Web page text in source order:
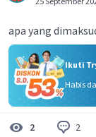
apa yang
Ikuti
Habis
2 2